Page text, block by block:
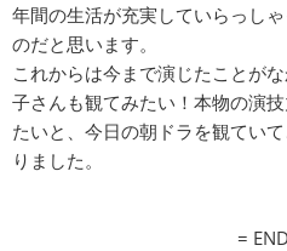
年間の生活が充実していらっし
のだと思います。
これからは今まで演じたことが
子さんも観てみたい！本物の演
たいと、今日の朝ドラを観てい
りました。
=